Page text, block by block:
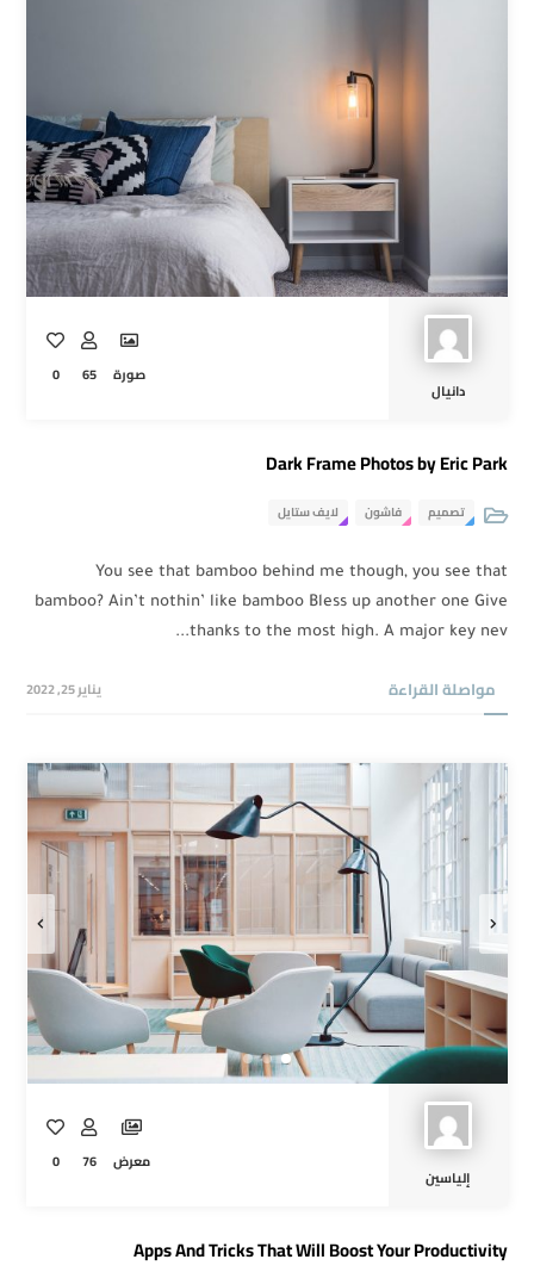
دانيال
صورة 65
0
Dark Frame Photos by Eric Park
تصميم فاشون لايف ستايل
You see that bamboo behind me though, you see that
bamboo? Ain’t nothin’ like bamboo Bless up another one Give
thanks to the most high. A major key nev...
مواصلة القراءة يناير 25, 2022
إلياسين
معرض 76
0
Apps And Tricks That Will Boost Your Productivity